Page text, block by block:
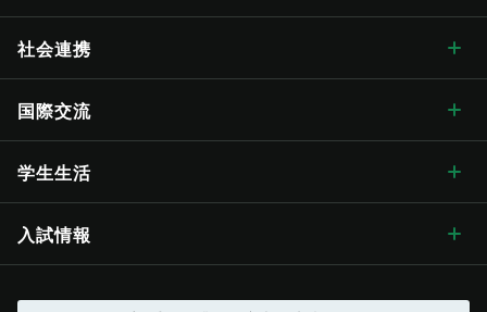
入学式学長式辞
大学概要・理念 トップ
歴史・沿革 トップ
学章・シンボルマーク
信州大学の方針・取組
【グローバル版】グレーター・ユニバーシティ・ ビジョン
長野（教育）キャンパス
刊行物
情報公開 トップ
採用情報
教育学部
経法学部
教育ハイライト
教育に関する目標と方針
教育に関する目標と方針 トップ
教育の特色
研究 トップ
研究ハイライト
アクア・リジェネレーション機構
先鋭領域融合研究群
社会連携
社会連携 トップ
社会連携の目標と特色
地域における連携活動
国際交流
国際交流 トップ
グローバル化に向けた
学生生活
学生生活 トップ
入試情報